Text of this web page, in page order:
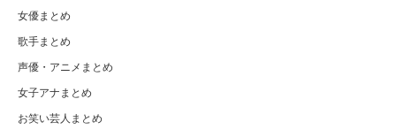
女優まとめ
歌手まとめ
声優・アニメまとめ
女子アナまとめ
お笑い芸人まとめ